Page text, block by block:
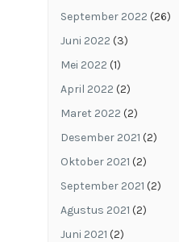
September 2022 (26)
Juni 2022 (3)
Mei 2022 (1)
April 2022 (2)
Maret 2022 (2)
Desember 2021 (2)
Oktober 2021 (2)
September 2021 (2)
Agustus 2021 (2)
Juni 2021 (2)